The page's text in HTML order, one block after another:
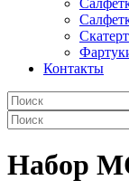
Контакты
Набор